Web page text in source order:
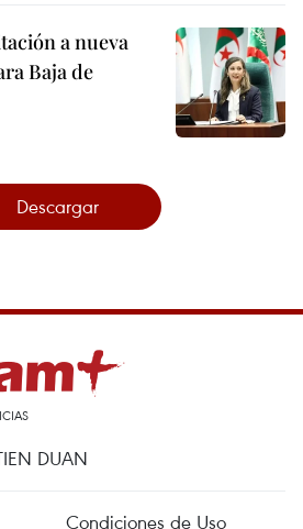
a nueva
Baja de
Descargar
DUAN
Condiciones de Uso